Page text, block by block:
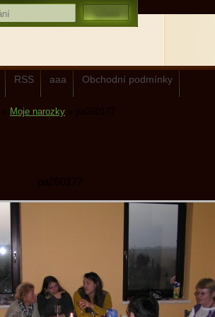
RSS aaa Obchodní podmínky
Moje narozky pa260177
pa260177